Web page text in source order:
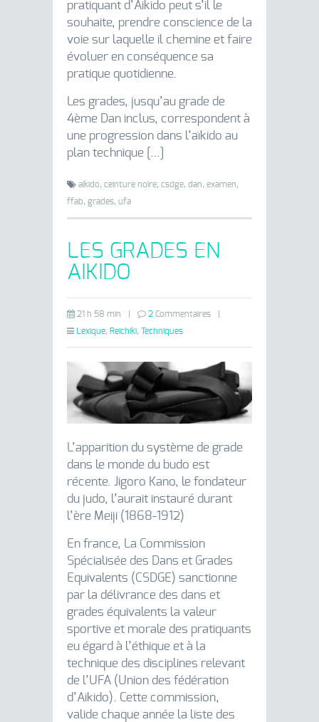
pratiquant d’Aikido peut s’il le
souhaite, prendre conscience de la
voie sur laquelle il chemine et faire
évoluer en conséquence sa
pratique quotidienne.
Les grades, jusqu’au grade de
4ème Dan inclus, correspondent à
une progression dans l’aïkido au
plan technique […]
aikido, ceinture noire, csdge, dan, examen,
ffab, grades, ufa
LES GRADES EN
AIKIDO
21 h 58 min 2 Commentaires
Lexique, Reichiki, Techniques
L’apparition du système de grade
dans le monde du budo est
récente. Jigoro Kano, le fondateur
du judo, l’aurait instauré durant
l’ère Meiji (1868-1912)
En france, La Commission
Spécialisée des Dans et Grades
Equivalents (CSDGE) sanctionne
par la délivrance des dans et
grades équivalents la valeur
sportive et morale des pratiquants
eu égard à l’éthique et à la
technique des disciplines relevant
de l’UFA (Union des fédération
d’Aikido). Cette commission,
valide chaque année la liste des